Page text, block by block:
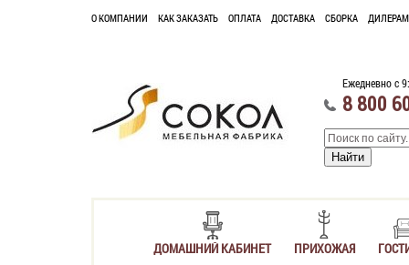
О КОМПАНИИ КАК ЗАКАЗАТЬ ОПЛАТА ДОСТАВКА СБОРКА ДИЛЕРАМ
Ежедневно с
8 800
ДОМАШНИЙ КАБИНЕТ ПРИХОЖАЯ